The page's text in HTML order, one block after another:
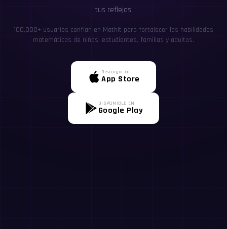
tus reflejos.
100,000+ usuarios confían en MathIt para fortalecer las habilidades
matemáticas de niños, estudiantes, familias y adultos.
Descargar en
App Store
DISPONIBLE EN
Google Play